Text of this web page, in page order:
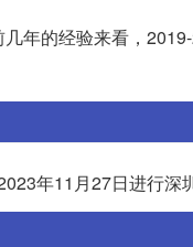
年的经验来看，
年11月27日进行深